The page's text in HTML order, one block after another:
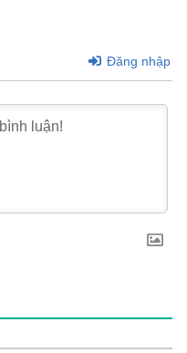
Đăng nhập